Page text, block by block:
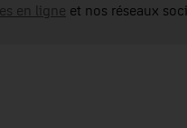
en ligne et nos réseaux